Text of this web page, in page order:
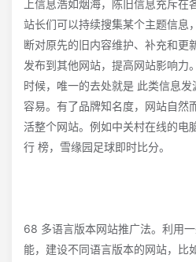
上信息浩如烟海，陈旧信息充斥在
站长们可以持续搜集某个主题信息
断对原先的旧内容维护、补充和更
发布到其他网站，提高网站影响力
时候，唯一的去处就是 此类信息
容易。有了品牌知名度，网站自然
活整个网站。例如中关村在线的电
行 榜，雪缘园足球即时比分。
68 多语言版本网站推广法。利用
能，建设不同语言版本的网站，比